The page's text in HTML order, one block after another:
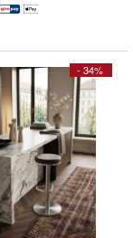
- 34%